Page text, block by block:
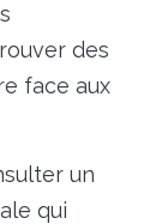
des
face aux
un
qui